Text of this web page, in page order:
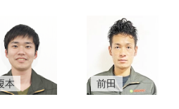
本 前田